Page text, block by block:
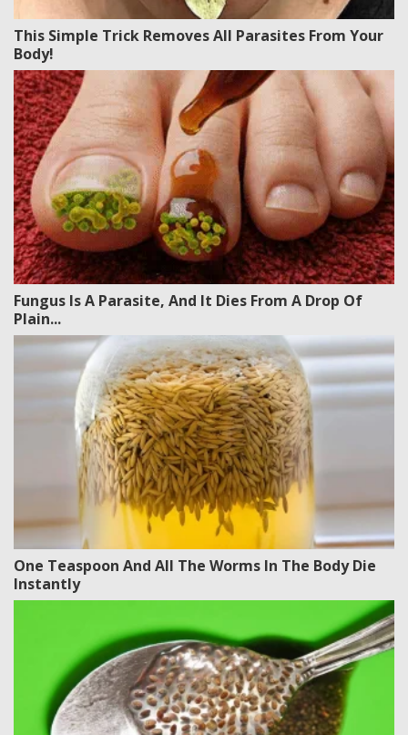
This Simple Trick Removes All Parasites From Your
Body!
Fungus Is A Parasite, And It Dies From A Drop Of
Plain...
One Teaspoon And All The Worms In The Body Die
Instantly